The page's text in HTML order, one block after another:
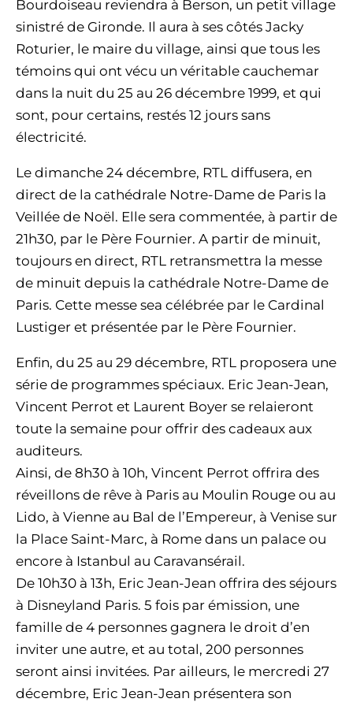
Bourdoiseau reviendra à Berson, un petit village
sinistré de Gironde. Il aura à ses côtés Jacky
Roturier, le maire du village, ainsi que tous les
témoins qui ont vécu un véritable cauchemar
dans la nuit du 25 au 26 décembre 1999, et qui
sont, pour certains, restés 12 jours sans
électricité.
Le dimanche 24 décembre, RTL diffusera, en
direct de la cathédrale Notre-Dame de Paris la
Veillée de Noël. Elle sera commentée, à partir de
21h30, par le Père Fournier. A partir de minuit,
toujours en direct, RTL retransmettra la messe
de minuit depuis la cathédrale Notre-Dame de
Paris. Cette messe sea célébrée par le Cardinal
Lustiger et présentée par le Père Fournier.
Enfin, du 25 au 29 décembre, RTL proposera une
série de programmes spéciaux. Eric Jean-Jean,
Vincent Perrot et Laurent Boyer se relaieront
toute la semaine pour offrir des cadeaux aux
auditeurs.
Ainsi, de 8h30 à 10h, Vincent Perrot offrira des
réveillons de rêve à Paris au Moulin Rouge ou au
Lido, à Vienne au Bal de l’Empereur, à Venise sur
la Place Saint-Marc, à Rome dans un palace ou
encore à Istanbul au Caravansérail.
De 10h30 à 13h, Eric Jean-Jean offrira des séjours
à Disneyland Paris. 5 fois par émission, une
famille de 4 personnes gagnera le droit d’en
inviter une autre, et au total, 200 personnes
seront ainsi invitées. Par ailleurs, le mercredi 27
décembre, Eric Jean-Jean présentera son